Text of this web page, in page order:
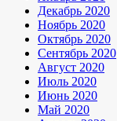
Декабрь 2020
Ноябрь 2020
Октябрь 2020
Сентябрь 2020
Август 2020
Июль 2020
Июнь 2020
Май 2020